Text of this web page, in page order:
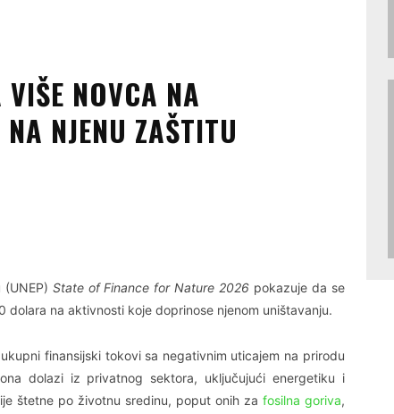
NOVCA NA
NJENU ZAŠTITU
State of Finance for Nature 2026 pokazuje da se
na aktivnosti koje doprinose njenom uništavanju.
finansijski tokovi sa negativnim uticajem na prirodu
dolazi iz privatnog sektora, uključujući energetiku i
štetne po životnu sredinu, poput onih za fosilna goriva,